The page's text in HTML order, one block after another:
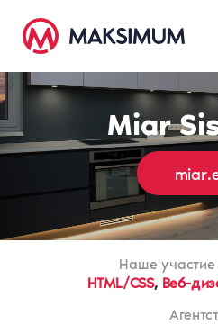
Miar
Наше участие
HTML/CSS, Веб-